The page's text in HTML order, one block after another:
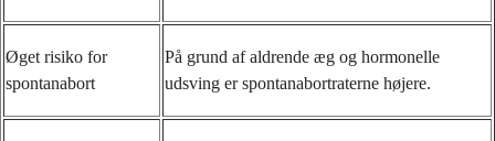
Øget risiko for
spontanabort
På grund af aldrende æg og hormonelle
udsving er spontanabortraterne højere.